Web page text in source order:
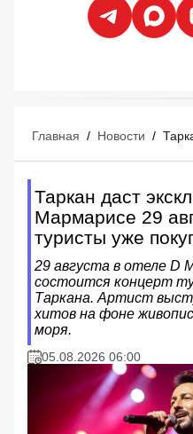
Главная / Новости /
Таркан даст
Мармарисе 29
туристы уже
29 августа в отеле D
состоится концерт
Таркана. Артист
хитов на фоне
моря.
05.08.2026 06:00